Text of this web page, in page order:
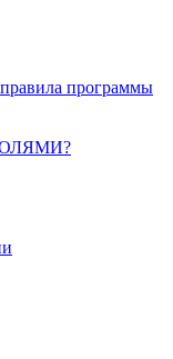
программы
ДОЛЯМИ?